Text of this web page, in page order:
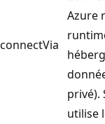
connectVia
Azure
privé).
utilise